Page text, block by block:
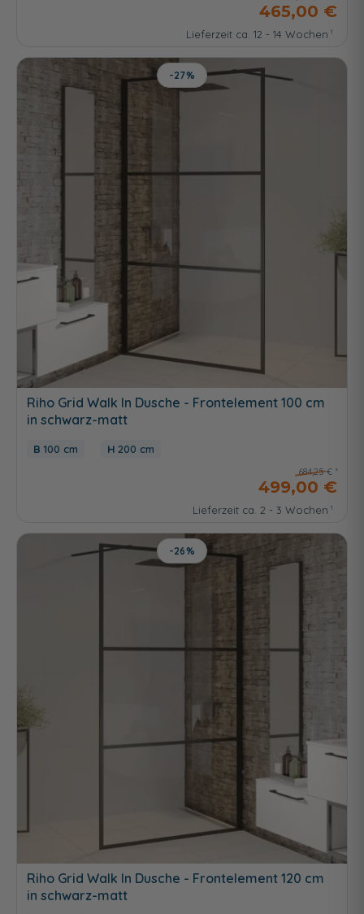
465,00 €
Lieferzeit ca. 12 - 14 Wochen
-27%
Riho Grid Walk In Dusche - Frontelement 100 cm
in schwarz-matt
100 cm 200 cm
684,25 €
499,00 €
Lieferzeit ca. 2 - 3 Wochen
-26%
Riho Grid Walk In Dusche - Frontelement 120 cm
in schwarz-matt